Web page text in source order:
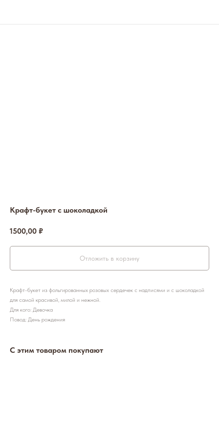
Крафт-букет с шоколадкой
1500,00 ₽
Отложить в корзину
Крафт-букет из фольгированных розовых сердечек с надписями и с шоколадкой
для самой красивой, милой и нежной.
Для кого: Девочка
Повод: День рождения
С этим товаром покупают